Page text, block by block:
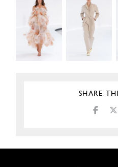
SHARE